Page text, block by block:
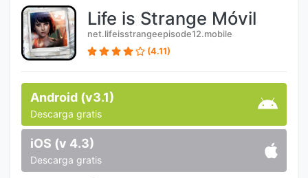
Life is Strange Móvil
net.lifeisstrangeepisode12.mobile
(4.11)
Android (v3.1)
Descarga gratis
iOS (v 4.3)
Descarga gratis